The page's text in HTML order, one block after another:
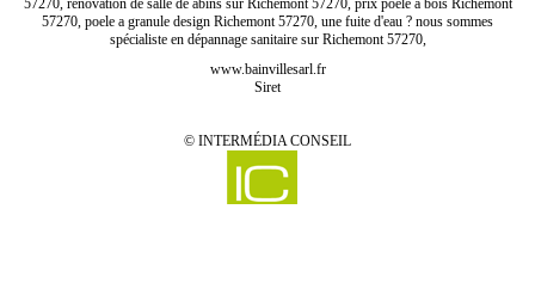
57270, rénovation de salle de abins sur Richemont 57270, prix poele a bois Richemont
57270, poele a granule design Richemont 57270, une fuite d'eau ? nous sommes
spécialiste en dépannage sanitaire sur Richemont 57270,
www.bainvillesarl.fr
Siret
© INTERMÉDIA CONSEIL